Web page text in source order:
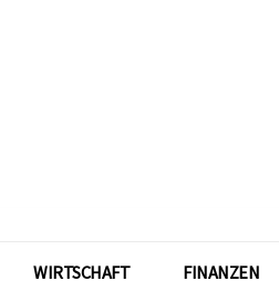
WIRTSCHAFT FINANZEN